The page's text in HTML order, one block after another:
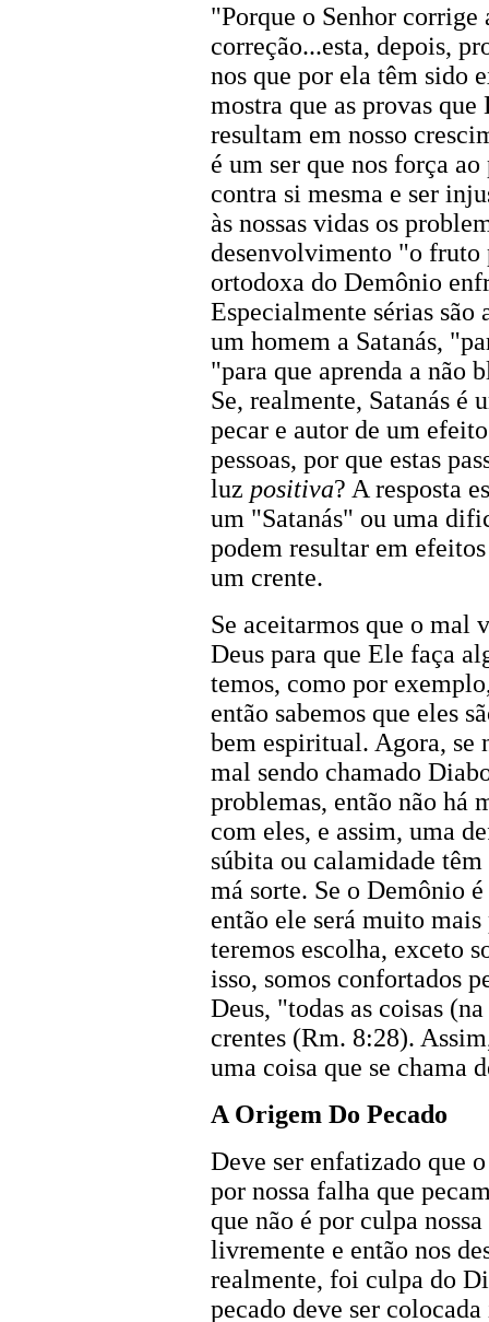
"Porque o Senhor corrige
correção...esta, depois,
nos que por ela têm sido
mostra que as provas
resultam em nosso
é um ser que nos força
contra si mesma e ser
às nossas vidas os
desenvolvimento "o
ortodoxa do Demônio
Especialmente sérias são
um homem a Satanás,
"para que aprenda a não
Se, realmente, Satanás é
pecar e autor de um
pessoas, por que estas
luz positiva? A resposta
um "Satanás" ou uma
podem resultar em
um crente.
Se aceitarmos que o mal
Deus para que Ele faça
temos, como por
então sabemos que eles
bem espiritual. Agora, se
mal sendo chamado
problemas, então não há
com eles, e assim, uma
súbita ou calamidade têm
má sorte. Se o Demônio
então ele será muito mais
teremos escolha, exceto
isso, somos confortados
Deus, "todas as coisas
crentes (Rm. 8:28).
uma coisa que se chama
A Origem Do Pecado
Deve ser enfatizado que
por nossa falha que
que não é por culpa
livremente e então nos
realmente, foi culpa do
pecado deve ser